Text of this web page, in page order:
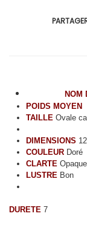
NOM
POIDS MOYEN
TAILLE Ovale
DIMENSIONS
COULEUR Doré
CLARTE Opaque
LUSTRE Bon
DURETE 7